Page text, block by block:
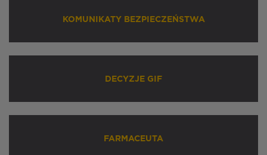
KOMUNIKATY BEZPIECZEŃSTWA
DECYZJE GIF
FARMACEUTA